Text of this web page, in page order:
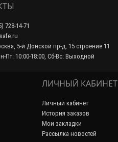
728-14-71
5-й Донской пр-д, 15 строение 11
Пт: 10:00-18:00, Сб-Вс: Выходной
ЛИЧНЫЙ КАБИНЕТ
Личный кабинет
История заказов
Мои закладки
Рассылка новостей